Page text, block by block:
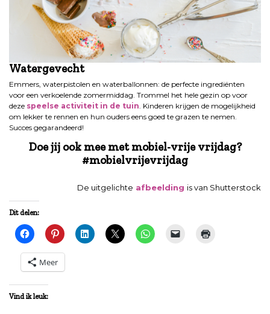
Watergevecht
Emmers, waterpistolen en waterballonnen: de perfecte ingrediënten
voor een verkoelende zomermiddag. Trommel het hele gezin op voor
deze speelse activiteit in de tuin. Kinderen krijgen de mogelijkheid
om lekker te rennen en hun ouders eens goed te grazen te nemen.
Succes gegarandeerd!
Doe jij ook mee met mobiel-vrije vrijdag?
#mobielvrijevrijdag
De uitgelichte afbeelding is van Shutterstock
Dit delen:
Meer
Vind ik leuk: